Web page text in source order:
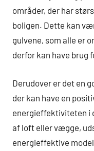
områder, der har
boligen. Dette kan
gulvene, som alle er
derfor kan have brug
Derudover er det en
der kan have en
energieffektiviteten i
af loft eller vægge,
energieffektive